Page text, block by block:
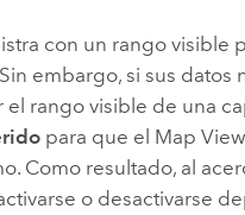
con un rango visible
embargo, si sus datos
rango visible de una
para que el Map
Como resultado, al
o desactivarse